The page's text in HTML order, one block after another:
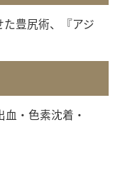
豊尻術、『アジ
・色素沈着・